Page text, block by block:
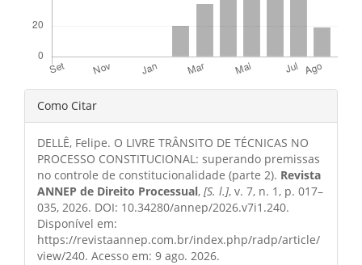
Detalhes
do
artigo
Como Citar
DELLÊ, Felipe. O LIVRE TRÂNSITO DE TÉCNICAS NO
PROCESSO CONSTITUCIONAL: superando premissas
no controle de constitucionalidade (parte 2). Revista
ANNEP de Direito Processual, [S. l.], v. 7, n. 1, p. 017–
035, 2026. DOI: 10.34280/annep/2026.v7i1.240.
Disponível em:
https://revistaannep.com.br/index.php/radp/article/
view/240. Acesso em: 9 ago. 2026.